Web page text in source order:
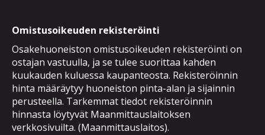
Omistusoikeuden rekisteröinti
Osakehuoneiston omistusoikeuden rekisteröinti on
ostajan vastuulla, ja se tulee suorittaa kahden
kuukauden kuluessa kaupanteosta. Rekisteröinnin
hinta määräytyy huoneiston pinta-alan ja sijainnin
perusteella. Tarkemmat tiedot rekisteröinnin
hinnasta löytyvät Maanmittauslaitoksen
verkkosivuilta. (Maanmittauslaitos).